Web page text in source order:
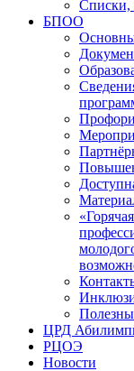
Списки,
БПОО
ЦРД
РЦОЭ
Новости